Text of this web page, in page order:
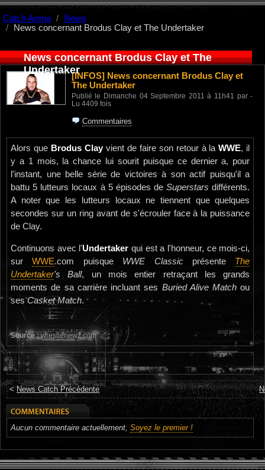
Catch Arena
News
News concernant Brodus Clay et The Undertaker
News concernant Brodus Clay et The
Undertaker[INFOS] News concernant Brodus Clay et
The Undertaker
Publié le Dimanche 04 Septembre 2011 à 11h41 par -
Lu 4409 fois
Commentaires
Alors que Brodus Clayvient de faire son retour à laWWE, il
y a 1 mois, la chance lui sourit puisque ce dernier a, pour
l'instant, une belle série de victoires à son actif puisqu'il a
battu 5 lutteurs locaux à 5 épisodes deSuperstarsdifférents.
A noter que les lutteurs locaux ne tiennent que quelques
secondes sur un ring avant de s'écrouler face à la puissance
de Clay.
Continuons avec l'Undertaker qui est a l'honneur, ce mois-ci,
surWWE.com puisque WWE Classicprésente
The
Undertaker's Ball, un mois entier retraçant les grands
moments de sa carrière incluant ses Buried Alive Match ou
sesCasket Match.
Source :wrestlenewz.com
<News Catch Précédente
Aucun commentaire actuellement, Soyez le premier !